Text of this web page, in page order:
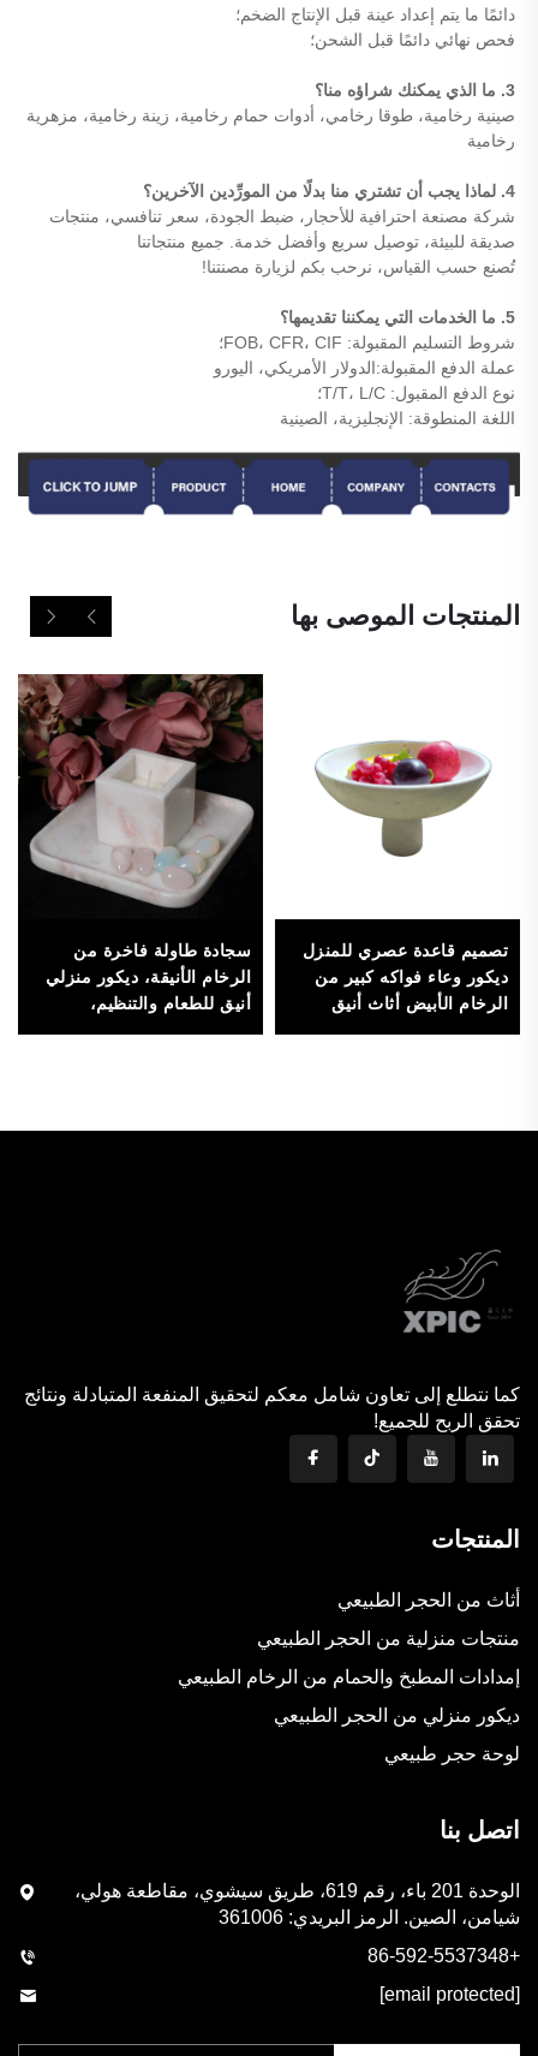
دائمًا ما يتم إعداد عينة قبل الإنتاج الضخم؛
فحص نهائي دائمًا قبل الشحن؛
3. ما الذي يمكنك شراؤه منا؟
صينية رخامية، طوقا رخامي، أدوات حمام رخامية، زينة رخامية، مزهرية
رخامية
4. لماذا يجب أن تشتري منا بدلًا من المورِّدين الآخرين؟
شركة مصنعة احترافية للأحجار، ضبط الجودة، سعر تنافسي، منتجات
صديقة للبيئة، توصيل سريع وأفضل خدمة. جميع منتجاتنا
تُصنع حسب القياس، نرحب بكم لزيارة مصنتنا!
5. ما الخدمات التي يمكننا تقديمها؟
شروط التسليم المقبولة: FOB، CFR، CIF؛
عملة الدفع المقبولة:الدولار الأمريكي، اليورو
نوع الدفع المقبول: T/T، L/C؛
اللغة المنطوقة: الإنجليزية، الصينية
المنتجات الموصى بها
تصميم قاعدة عصري للمنزل
ديكور وعاء فواكه كبير من
الرخام الأبيض أثاث أنيق
للزينة
سجادة طاولة فاخرة من
الرخام الأنيقة، ديكور منزلي
أنيق للطعام والتنظيم،
مصنوعة من الحجر عالي
كما نتطلع إلى تعاون شامل معكم لتحقيق المنفعة المتبادلة ونتائج
تحقق الربح للجميع!
المنتجات
أثاث من الحجر الطبيعي
منتجات منزلية من الحجر الطبيعي
إمدادات المطبخ والحمام من الرخام الطبيعي
ديكور منزلي من الحجر الطبيعي
لوحة حجر طبيعي
اتصل بنا
الوحدة 201 باء، رقم 619، طريق سيشوي، مقاطعة هولي،
شيامن، الصين. الرمز البريدي: 361006
+86-592-5537348
[email protected]